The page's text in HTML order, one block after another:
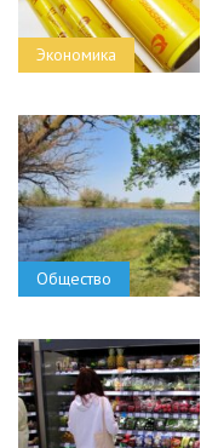
Экономика
Общество